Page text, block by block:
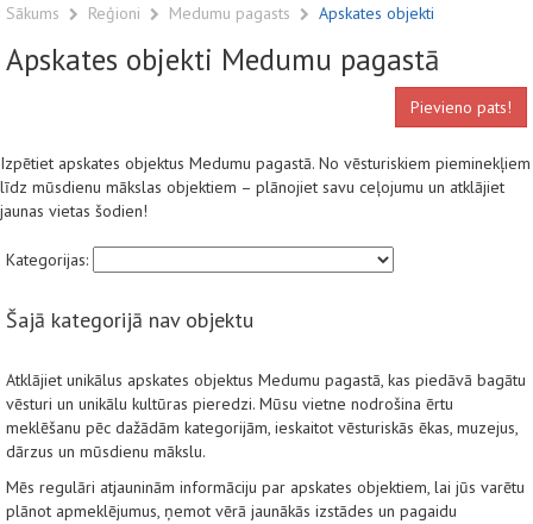
Sākums Reģioni Medumu pagasts Apskates objekti
Apskates objekti Medumu pagastā
Pievieno pats!
Izpētiet apskates objektus Medumu pagastā. No vēsturiskiem pieminekļiem
līdz mūsdienu mākslas objektiem – plānojiet savu ceļojumu un atklājiet
jaunas vietas šodien!
Kategorijas:
Šajā kategorijā nav objektu
Atklājiet unikālus apskates objektus Medumu pagastā, kas piedāvā bagātu
vēsturi un unikālu kultūras pieredzi. Mūsu vietne nodrošina ērtu
meklēšanu pēc dažādām kategorijām, ieskaitot vēsturiskās ēkas, muzejus,
dārzus un mūsdienu mākslu.
Mēs regulāri atjauninām informāciju par apskates objektiem, lai jūs varētu
plānot apmeklējumus, ņemot vērā jaunākās izstādes un pagaidu